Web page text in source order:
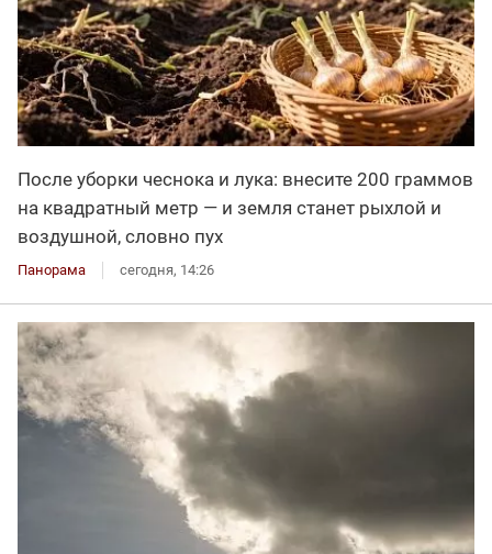
После уборки чеснока и лука: внесите 200 граммов
на квадратный метр — и земля станет рыхлой и
воздушной, словно пух
Панорама сегодня, 14:26